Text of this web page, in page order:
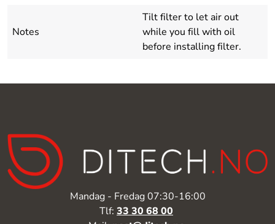
Notes
Tilt filter to let air out
while you fill with oil
before installing filter.
Mandag - Fredag 07:30-16:00
Tlf: 33 30 68 00